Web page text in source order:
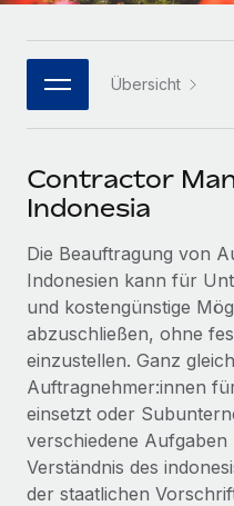
MCP
Integrationen
Tools
DIENSTLEISTUNGEN
Frag unsere
Hilfe von Expert:innen
Background-Checks
Einfacheres
Compliance
Lückenlose Compliance
PARTNER WERDEN
Flexible Einbettung
Partner werden
Remote Build
Beratung zu
FALLSTUDIEN
So hat der KI-
Remote um 120 %
Bibliothek für
Webinare
Events
Newsroom
Informationen zu
Insights Center
Hol dir Unterstützung
Alle Ressourcen
BLOG
한국어 Übersicht
Contractor
Indonesia
Die Beauftragung von
Indonesien kann für
und kostengünstige
abzuschließen, ohne
einzustellen. Ganz
Auftragnehmer:innen
einsetzt oder
verschiedene Aufgaben
Verständnis des
der staatlichen